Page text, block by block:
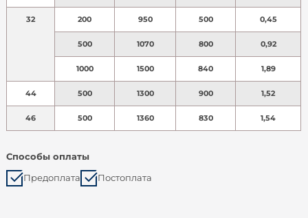
32 200 950 500 0,45
500 1070 800 0,92
1000 1500 840 1,89
44 500 1300 900 1,52
46 500 1360 830 1,54
Способы оплаты
Предоплата Постоплата